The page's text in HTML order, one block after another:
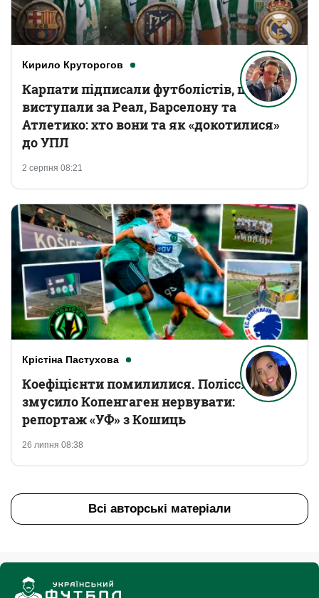
Кирило Круторогов
2 серпня 08:21
Карпати підписали футболістів, що
виступали за Реал, Барселону та
Атлетико: хто вони та як «докотилися»
до УПЛ
Крістіна Пастухова
26 липня 08:38
Коефіцієнти помилилися. Полісся
змусило Копенгаген нервувати:
репортаж «УФ» з Кошиць
Всі авторські матеріали